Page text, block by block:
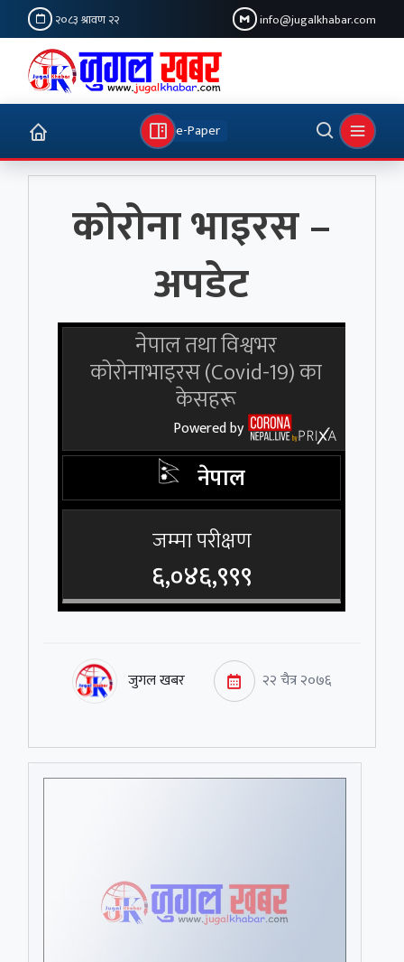
२०८३ श्रावण २२ info@jugalkhabar.com
e-Paper
कोरोना भाइरस –
अपडेट
जुगल खबर २२ चैत्र २०७६